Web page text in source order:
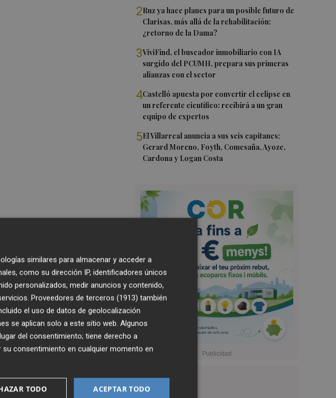
2Ruz ya hace planes para un posible futuro de
Clarisas, más allá de la rehabilitación:
¿retorno de la Dama?
3ViviFind, el buscador inmobiliario con IA
surgido del PCUMH, prepara sus primeras
alianzas con el sector
4Castelló apuesta por convertir el eclipse en
un referente científico: recibirá a un gran
equipo de expertos
5El Villarreal anuncia a sus seis capitanes:
Gerard Moreno, Foyth, Comesaña, Ayoze,
Cardona y Logan Costa
similares para almacenar y acceder a
como su dirección IP, identificadores únicos
personalizados, medir anuncios y contenido,
Proveedores de terceros (1913) también
el uso de datos de geolocalización
se aplican solo a este sitio web. Algunos
del consentimiento; tiene derecho a
su consentimiento en cualquier momento en
ACEPTAR TODO
TODO